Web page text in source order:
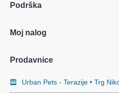
Podrška
Moj nalog
Prodavnice
Urban Pets - Terazije • Trg